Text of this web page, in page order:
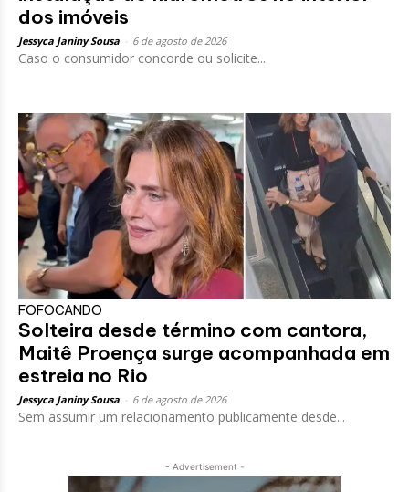
dos imóveis
Jessyca Janiny Sousa 6 de agosto de 2026
Caso o consumidor concorde ou solicite...
FOFOCANDO
Solteira desde término com cantora,
Maitê Proença surge acompanhada em
estreia no Rio
Jessyca Janiny Sousa 6 de agosto de 2026
Sem assumir um relacionamento publicamente desde...
- Advertisement -